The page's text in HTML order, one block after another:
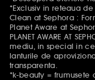
*Exclusiv in reteaua
Clean at Sephora :
Planet Aware at
PLANET AWARE AT
mediu, in special in
lanturile de
transparenta.
*k-beauty = frumusete